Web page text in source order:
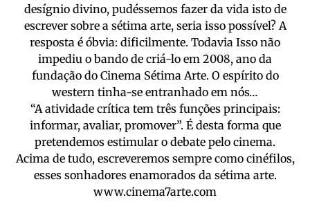
desígnio divino, pudéssemos fazer da vida isto de
escrever sobre a sétima arte, seria isso possível? A
resposta é óbvia: dificilmente. Todavia Isso não
impediu o bando de criá-lo em 2008, ano da
fundação do Cinema Sétima Arte. O espírito do
western tinha-se entranhado em nós…
“A atividade crítica tem três funções principais:
informar, avaliar, promover”. É desta forma que
pretendemos estimular o debate pelo cinema.
Acima de tudo, escreveremos sempre como cinéfilos,
esses sonhadores enamorados da sétima arte.
www.cinema7arte.com